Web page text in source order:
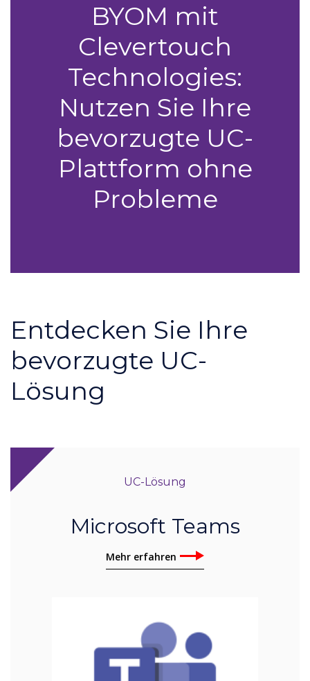
BYOM mit
Clevertouch
Technologies:
Nutzen Sie Ihre
bevorzugte UC-
Plattform ohne
Probleme
Entdecken Sie Ihre
bevorzugte UC-
Lösung
UC-Lösung
Microsoft Teams
Mehr erfahren